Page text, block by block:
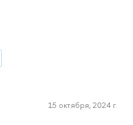
15 октября, 2024 г.